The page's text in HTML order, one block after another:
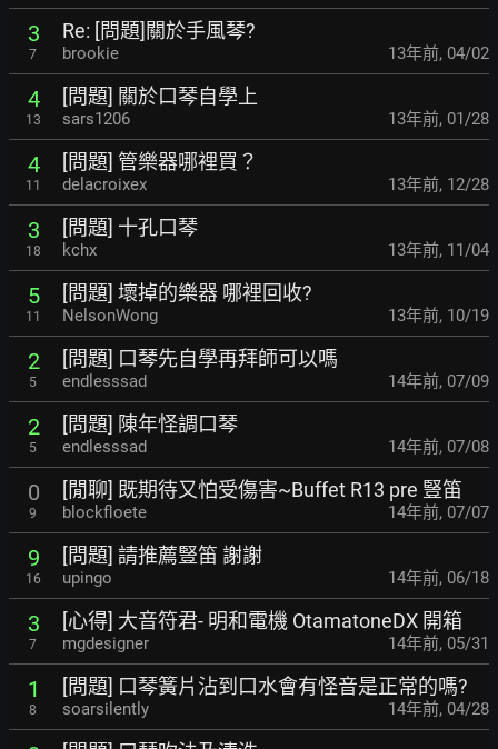
3
7
Re: [問題]關於手風琴?
brookie 13年前, 04/02
4
13
[問題] 關於口琴自學上
sars1206 13年前, 01/28
4
11
[問題] 管樂器哪裡買？
delacroixex 13年前, 12/28
3
18
[問題] 十孔口琴
kchx 13年前, 11/04
5
11
[問題] 壞掉的樂器 哪裡回收?
NelsonWong 13年前, 10/19
2
5
[問題] 口琴先自學再拜師可以嗎
endlesssad 14年前, 07/09
2
5
[問題] 陳年怪調口琴
endlesssad 14年前, 07/08
0
9
[閒聊] 既期待又怕受傷害~Buffet R13 pre 豎笛
blockfloete 14年前, 07/07
9
16
[問題] 請推薦豎笛 謝謝
upingo 14年前, 06/18
3
7
[心得] 大音符君- 明和電機 OtamatoneDX 開箱
mgdesigner 14年前, 05/31
1
8
[問題] 口琴簧片沾到口水會有怪音是正常的嗎?
soarsilently 14年前, 04/28